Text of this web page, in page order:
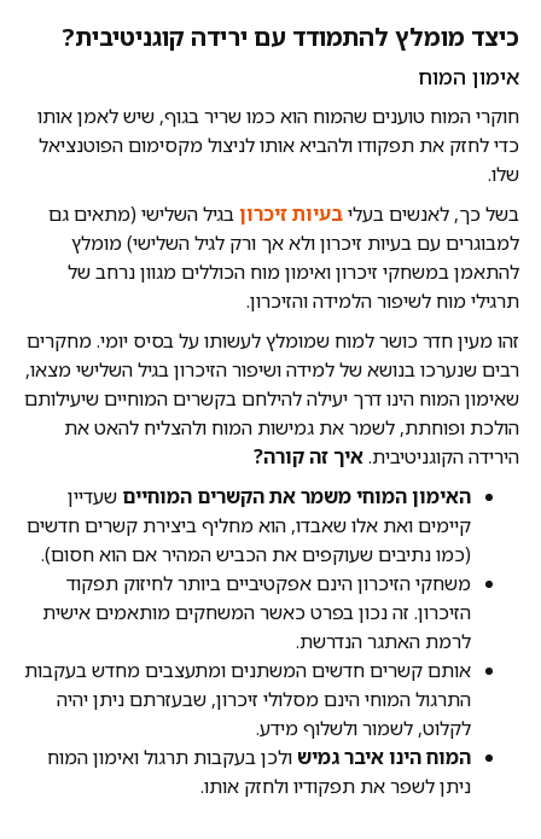
כיצד מומלץ להתמודד עם ירידה קוגניטיבית?
אימון המוח
חוקרי המוח טוענים שהמוח הוא כמו שריר בגוף, שיש לאמן אותו
כדי לחזק את תפקודו ולהביא אותו לניצול מקסימום הפוטנציאל
שלו.
בשל כך, לאנשים בעליבעיות זיכרוןבגיל השלישי (מתאים גם
למבוגרים עם בעיות זיכרון ולא אך ורק לגיל השלישי) מומלץ
להתאמן במשחקי זיכרון ואימון מוח הכוללים מגוון נרחב של
תרגילי מוח לשיפור הלמידה והזיכרון.
זהו מעין חדר כושר למוח שמומלץ לעשותו על בסיס יומי. מחקרים
רבים שנערכו בנושא של למידה ושיפור הזיכרון בגיל השלישי מצאו,
שאימון המוח הינו דרך יעילה להילחם בקשרים המוחיים שיעילותם
הולכת ופוחתת, לשמר את גמישות המוח ולהצליח להאט את
הירידה הקוגניטיבית.איך זה קורה?
האימון המוחי משמר את הקשרים המוחיים שעדיין
קיימים ואת אלו שאבדו, הוא מחליף ביצירת קשרים חדשים
(כמו נתיבים שעוקפים את הכביש המהיר אם הוא חסום).
משחקי הזיכרון הינם אפקטיביים ביותר לחיזוק תפקוד
הזיכרון. זה נכון בפרט כאשר המשחקים מותאמים אישית
לרמת האתגר הנדרשת.
אותם קשרים חדשים המשתנים ומתעצבים מחדש בעקבות
התרגול המוחי הינם מסלולי זיכרון, שבעזרתם ניתן יהיה
לקלוט, לשמור ולשלוף מידע.
המוח הינו איבר גמיש ולכן בעקבות תרגול ואימון המוח
ניתן לשפר את תפקודיו ולחזק אותו.